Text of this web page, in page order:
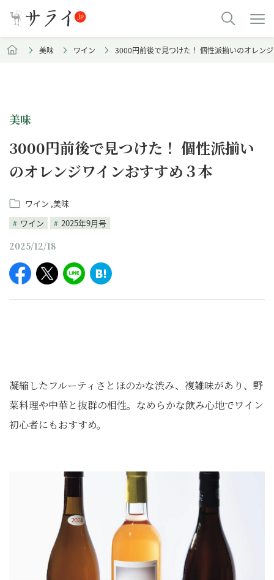
美味 ワイン 3000円前後で見つけた！ 個性派揃いのオレン
美味
3000円前後で見つけた！ 個性派揃い
のオレンジワインおすすめ３本
ワイン 美味
ワイン
2025年9月号
2025/12/18
凝縮したフルーティさとほのかな渋み、複雑味があり、野
菜料理や中華と抜群の相性。なめらかな飲み心地でワイン
初心者にもおすすめ。